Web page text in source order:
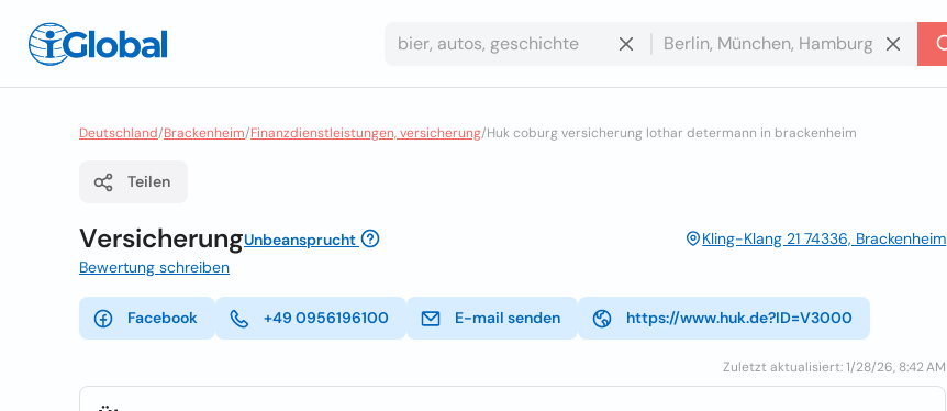
Deutschland/Brackenheim/Finanzdienstleistungen, versicherung/Huk coburg versicherung lothar determann in brackenheim
Teilen
VersicherungUnbeansprucht
Kling-Klang 21 74336, Brackenheim
Bewertung schreiben
Facebook +49 0956196100 E-mail senden https://www.huk.de?ID=V3000
Zuletzt aktualisiert: 1/28/26, 8:42 AM